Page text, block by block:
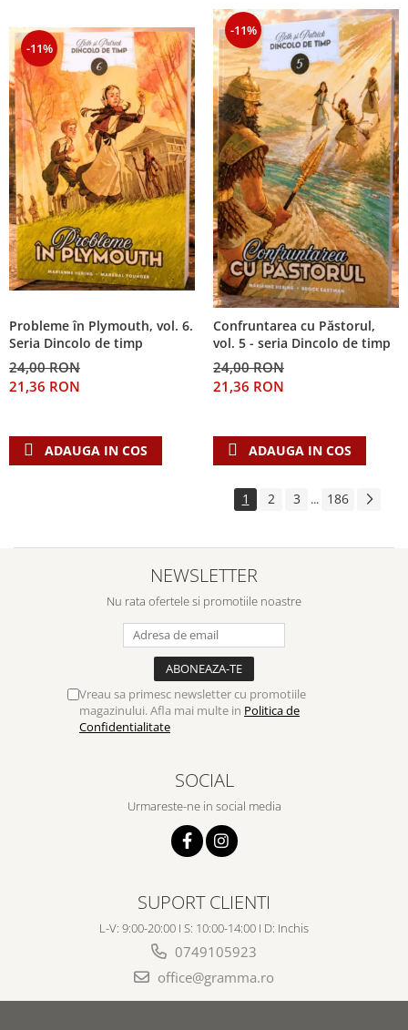
-11%
Probleme în Plymouth, vol. 6.
Seria Dincolo de timp
24,00 RON
21,36 RON
ADAUGA IN COS
-11%
Confruntarea cu Păstorul,
vol. 5 - seria Dincolo de timp
24,00 RON
21,36 RON
ADAUGA IN COS
1 2 3 ... 186
NEWSLETTER
Nu rata ofertele si promotiile noastre
Vreau sa primesc newsletter cu promotiile
magazinului. Afla mai multe in Politica de
Confidentialitate
SOCIAL
Urmareste-ne in social media
SUPORT CLIENTI
L-V: 9:00-20:00 I S: 10:00-14:00 I D: Inchis
0749105923
office@gramma.ro